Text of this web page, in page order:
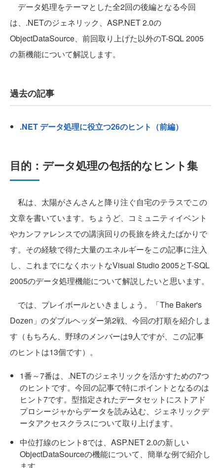
データ処理をテーマとした全2回の後編となる今回
は、.NETのジェネリック、ASP.NET 2.0の
ObjectDataSource、前回取り上げた以外のT-SQL 2005
の新機能について解説します。
過去の記事
.NET データ処理に役立つ26のヒント（前編）
目的：データ処理の包括的なヒント集
私は、太陽がさんさんと降り注ぐ自宅のテラスでこの
文章を書いています。ちょうど、コミュニティイベント
やカンファレンスでの講演回りの長旅を終えたばかりで
す。その経験で得た大量のエネルギーをこの記事に注入
し、これまでになくホットなVisual Studio 2005とT-SQL
2005のデータ処理機能について解説したいと思います。
では、プレイボールといきましょう。「The Baker's
Dozen」のダブルヘッダー第2戦、今回の打順を紹介しま
す（もちろん、野球のメンバーは9人ですが、この記事
のヒントは13個です）。
1番～7番は、.NETのジェネリックを活かすための7つ
のヒントです。今回の記事で特にポイントとなるのは
ヒント7です。型指定されたデータセットにストアド
プロシージャからデータを読み込む、ジェネリックデ
ータアクセスクラスについて取り上げます。
中位打線のヒント8では、ASP.NET 2.0の新しい
ObjectDataSourceの機能について、簡単な例で紹介し